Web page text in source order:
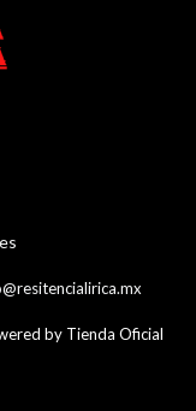
by Tienda Oficial